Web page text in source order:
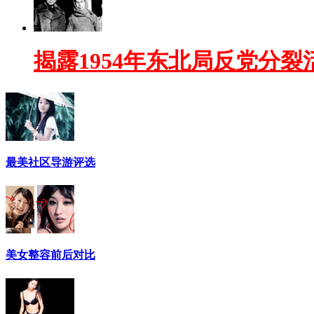
揭露1954年东北局反党分裂
最美社区导游评选
美女整容前后对比